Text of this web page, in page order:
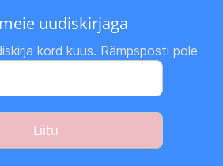
uudiskirjaga
kord kuus. Rämpsposti pole
Liitu